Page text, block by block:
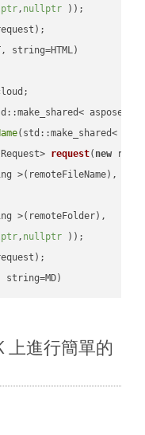
, nullptr ))
(std::make_shared<
request( new
>(remoteFileName),
>(remoteFolder),
, nullptr ))
string=MD)
上進行簡單的